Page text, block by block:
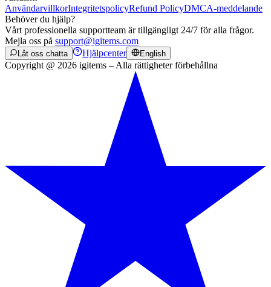
AnvändarvillkorIntegritetspolicyRefund PolicyDMCA-meddelande
Behöver du hjälp?
Vårt professionella supportteam är tillgängligt 24/7 för alla frågor.
Mejla oss på support@igitems.com
Låt oss chatta Hjälpcenter English
Copyright @ 2026 igitems – Alla rättigheter förbehållna